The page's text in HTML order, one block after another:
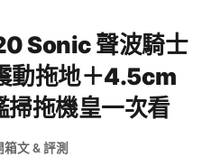
Sonic 聲波騎士
動拖地＋4.5cm
拖機皇一次看
箱文 & 評測